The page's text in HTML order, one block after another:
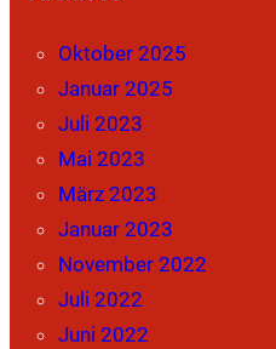
Oktober 2025
Januar 2025
Juli 2023
Mai 2023
März 2023
Januar 2023
November 2022
Juli 2022
Juni 2022